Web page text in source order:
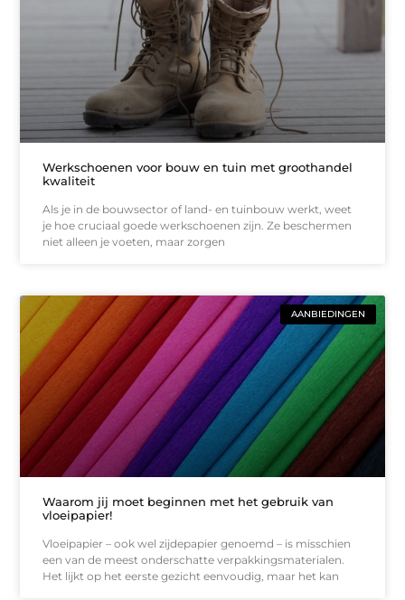
Werkschoenen voor bouw en tuin met groothandel
kwaliteit
Als je in de bouwsector of land- en tuinbouw werkt, weet
je hoe cruciaal goede werkschoenen zijn. Ze beschermen
niet alleen je voeten, maar zorgen
AANBIEDINGEN
Waarom jij moet beginnen met het gebruik van
vloeipapier!
Vloeipapier – ook wel zijdepapier genoemd – is misschien
een van de meest onderschatte verpakkingsmaterialen.
Het lijkt op het eerste gezicht eenvoudig, maar het kan